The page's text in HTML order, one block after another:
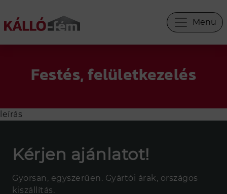
Menü
INFORMÁCIÓS PANEL
KERÍTÉS SEGÍTŐ
KERÍTÉS TERVEZŐ
Festés, felületkezelés
leírás
Kérjen ajánlatot!
Gyorsan, egyszerűen. Gyártói árak, országos
kiszállítás.